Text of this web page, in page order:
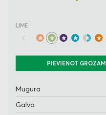
LIME
PIEVIENOT GROZAM
Mugura
Galva